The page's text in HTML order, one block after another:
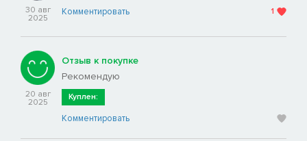
30 авг
2025
Комментировать 1
20 авг
2025
Отзыв к покупке
Рекомендую
Куплен:
Комментировать